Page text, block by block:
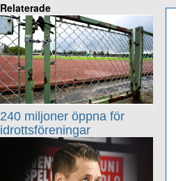
Relaterade
240 miljoner öppna för
idrottsföreningar